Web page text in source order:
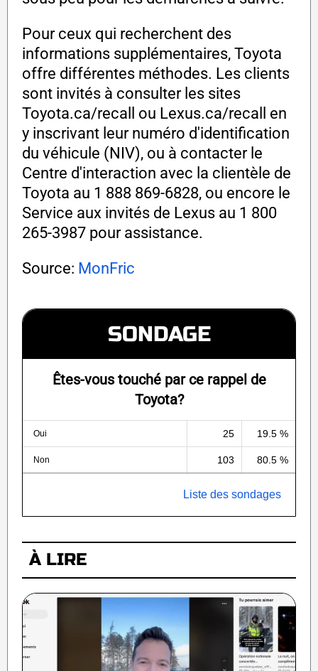
Pour ceux qui recherchent des
informations supplémentaires, Toyota
offre différentes méthodes. Les clients
sont invités à consulter les sites
Toyota.ca/recall ou Lexus.ca/recall en
y inscrivant leur numéro d'identification
du véhicule (NIV), ou à contacter le
Centre d'interaction avec la clientèle de
Toyota au 1 888 869-6828, ou encore le
Service aux invités de Lexus au 1 800
265-3987 pour assistance.
Source: MonFric
SONDAGE
Êtes-vous touché par ce rappel de
Toyota?
Oui 25 19.5 %
Non 103 80.5 %
Liste des sondages
À LIRE